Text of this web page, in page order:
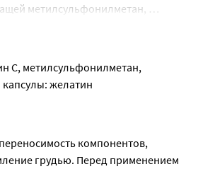
метилсульфонилметан,
разрушения хрящевой ткани и
ткани; ускорению
и связок после травм,
С, метилсульфонилметан,
желатин
компонентов,
грудью. Перед применением